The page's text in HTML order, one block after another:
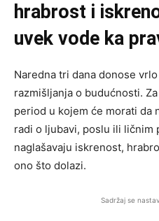
hrabrost i
uvek vode ka
Naredna tri dana donose
razmišljanja o budućnosti.
period u kojem će morati da
radi o ljubavi, poslu ili ličnim
naglašavaju iskrenost,
ono što dolazi.
Sadržaj se